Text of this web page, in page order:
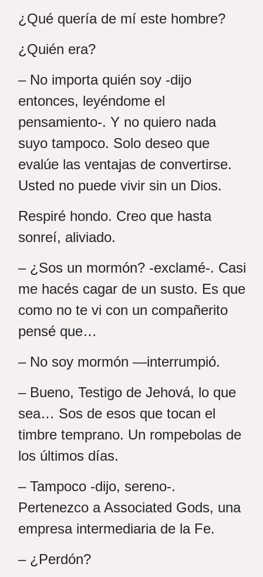
¿Qué quería de mí este hombre?
¿Quién era?
– No importa quién soy -dijo
entonces, leyéndome el
pensamiento-. Y no quiero nada
suyo tampoco. Solo deseo que
evalúe las ventajas de convertirse.
Usted no puede vivir sin un Dios.
Respiré hondo. Creo que hasta
sonreí, aliviado.
– ¿Sos un mormón? -exclamé-. Casi
me hacés cagar de un susto. Es que
como no te vi con un compañerito
pensé que…
– No soy mormón —interrumpió.
– Bueno, Testigo de Jehová, lo que
sea… Sos de esos que tocan el
timbre temprano. Un rompebolas de
los últimos días.
– Tampoco -dijo, sereno-.
Pertenezco a Associated Gods, una
empresa intermediaria de la Fe.
– ¿Perdón?